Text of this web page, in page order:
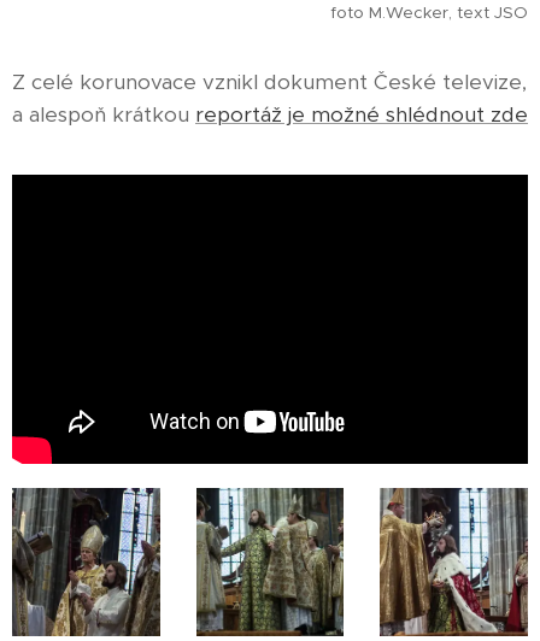
foto M.Wecker, text JSO
Z celé korunovace vznikl dokument České televize,
a alespoň krátkou reportáž je možné shlédnout zde